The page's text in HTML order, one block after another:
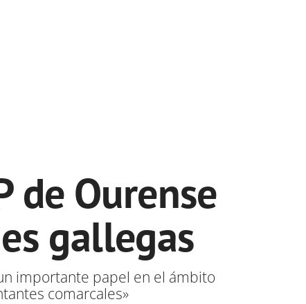
de Ourense
gallegas
importante papel en el ámbito
comarcales»